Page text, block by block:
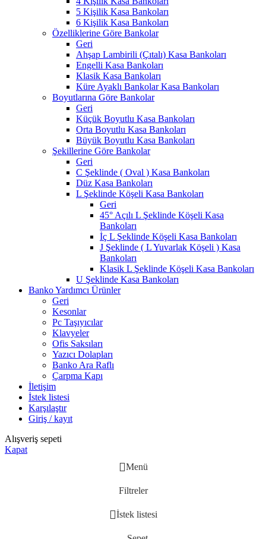
5 Kişilik Kasa Bankoları
6 Kişilik Kasa Bankoları
Özelliklerine Göre Bankolar
Geri
Ahşap Lambirili (Çıtalı) Kasa Bankoları
Engelli Kasa Bankoları
Klasik Kasa Bankoları
Küre Ayaklı Bankolar Kasa Bankoları
Boyutlarına Göre Bankolar
Geri
Küçük Boyutlu Kasa Bankoları
Orta Boyutlu Kasa Bankoları
Büyük Boyutlu Kasa Bankoları
Şekillerine Göre Bankolar
Geri
C Şeklinde ( Oval ) Kasa Bankoları
Düz Kasa Bankoları
L Şeklinde Köşeli Kasa Bankoları
Geri
45° Açılı L Şeklinde Köşeli Kasa
Bankoları
İç L Şeklinde Köşeli Kasa Bankoları
J Şeklinde ( L Yuvarlak Köşeli ) Kasa
Bankoları
Klasik L Şeklinde Köşeli Kasa Bankoları
U Şeklinde Kasa Bankoları
Banko Yardımcı Ürünler
Geri
Kesonlar
Pc Taşıyıcılar
Klavyeler
Ofis Saksıları
Yazıcı Dolapları
Banko Ara Raflı
Çarpma Kapı
İletişim
İstek listesi
Karşılaştır
Giriş / kayıt
Alışveriş sepeti
Kapat
Menü
Filtreler
İstek listesi